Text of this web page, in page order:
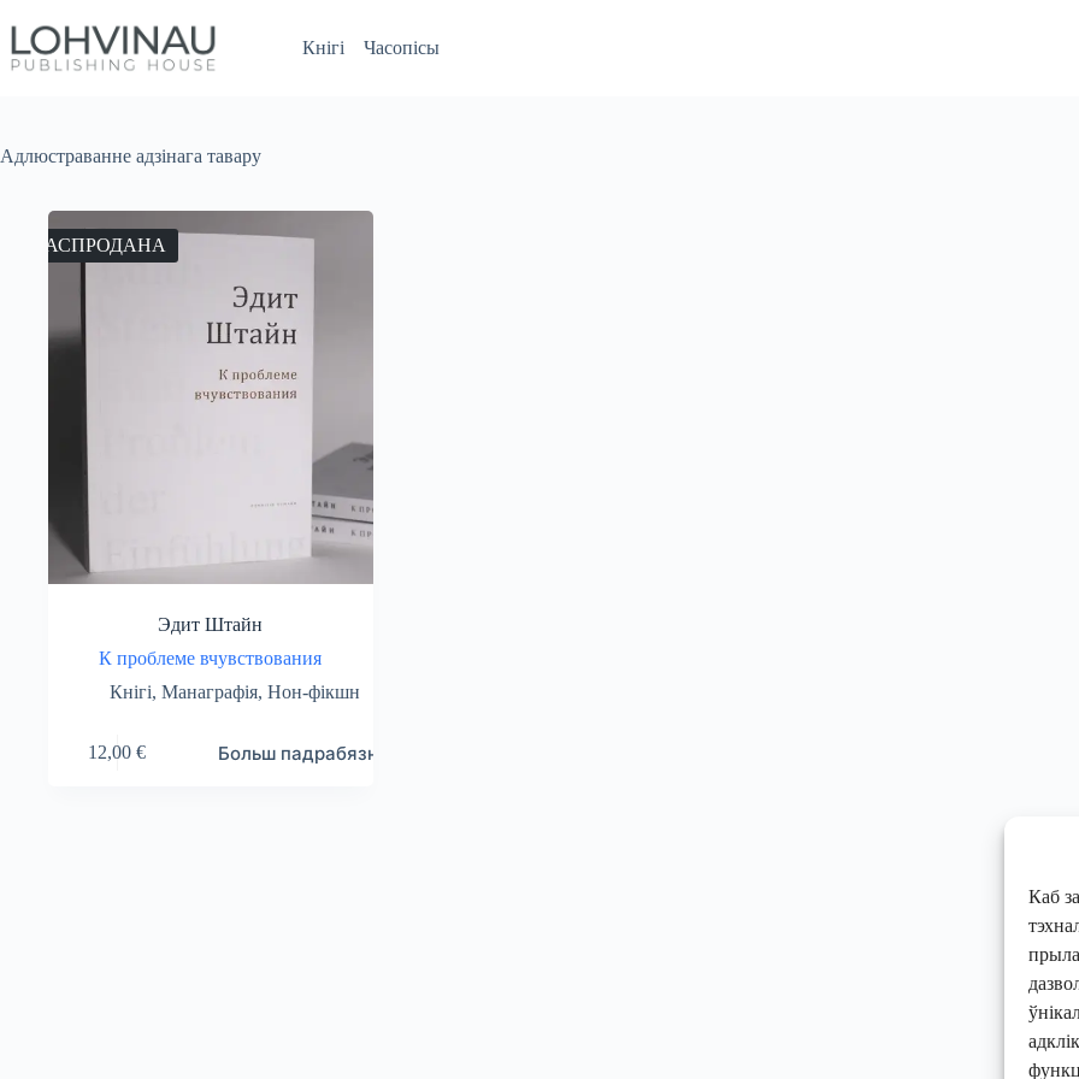
Каб
да
змесціва
Кнігі Часопісы
Адлюстраванне адзінага тавару
РАСПРОДАНА
Эдит Штайн
К проблеме вчувствования
Кнігі, Манаграфія, Нон-фікшн
12,00€ Больш падрабязна